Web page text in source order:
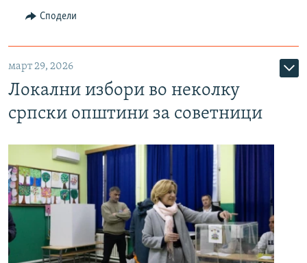
Сподели
март 29, 2026
Локални избори во неколку
српски општини за советници